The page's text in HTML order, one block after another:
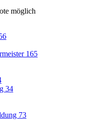
möglich
165
34
73